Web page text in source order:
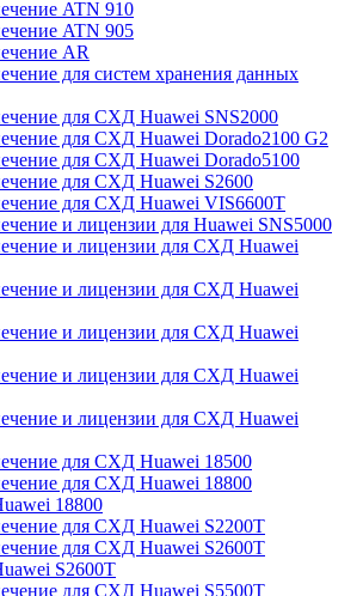
ATN 910
ATN 905
AR
для систем хранения данных
для СХД Huawei SNS2000
для СХД Huawei Dorado2100 G2
для СХД Huawei Dorado5100
для СХД Huawei S2600
для СХД Huawei VIS6600T
и лицензии для Huawei SNS5000
и лицензии для СХД Huawei
и лицензии для СХД Huawei
и лицензии для СХД Huawei
и лицензии для СХД Huawei
и лицензии для СХД Huawei
для СХД Huawei 18500
для СХД Huawei 18800
18800
для СХД Huawei S2200T
для СХД Huawei S2600T
S2600T
для СХД Huawei S5500T